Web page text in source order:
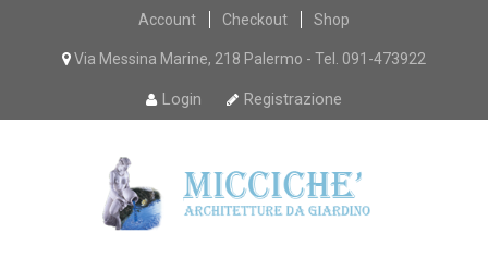
Skip
content
Account Checkout Shop
Via Messina Marine, 218 Palermo - Tel. 091-473922
Login Registrazione